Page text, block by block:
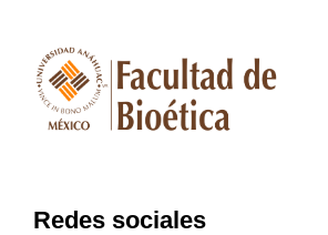
Redes sociales